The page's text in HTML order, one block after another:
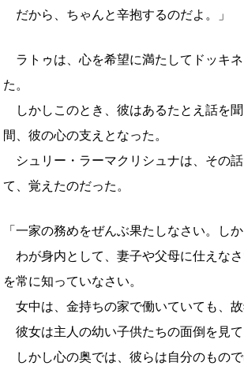
だから、ちゃんと辛抱するのだよ。」
ラトゥは、心を希望に満たしてドッキ
た。
しかしこのとき、彼はあるたとえ話を
間、彼の心の支えとなった。
シュリー・ラーマクリシュナは、その
て、覚えたのだった。
「一家の務めをぜんぶ果たしなさい。し
わが身内として、妻子や父母に仕えな
を常に知っていなさい。
女中は、金持ちの家で働いていても、
彼女は主人の幼い子供たちの面倒を見
しかし心の奥では、彼らは自分のもの